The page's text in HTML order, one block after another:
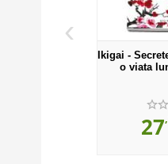
‹
Ikigai -
o viata
27